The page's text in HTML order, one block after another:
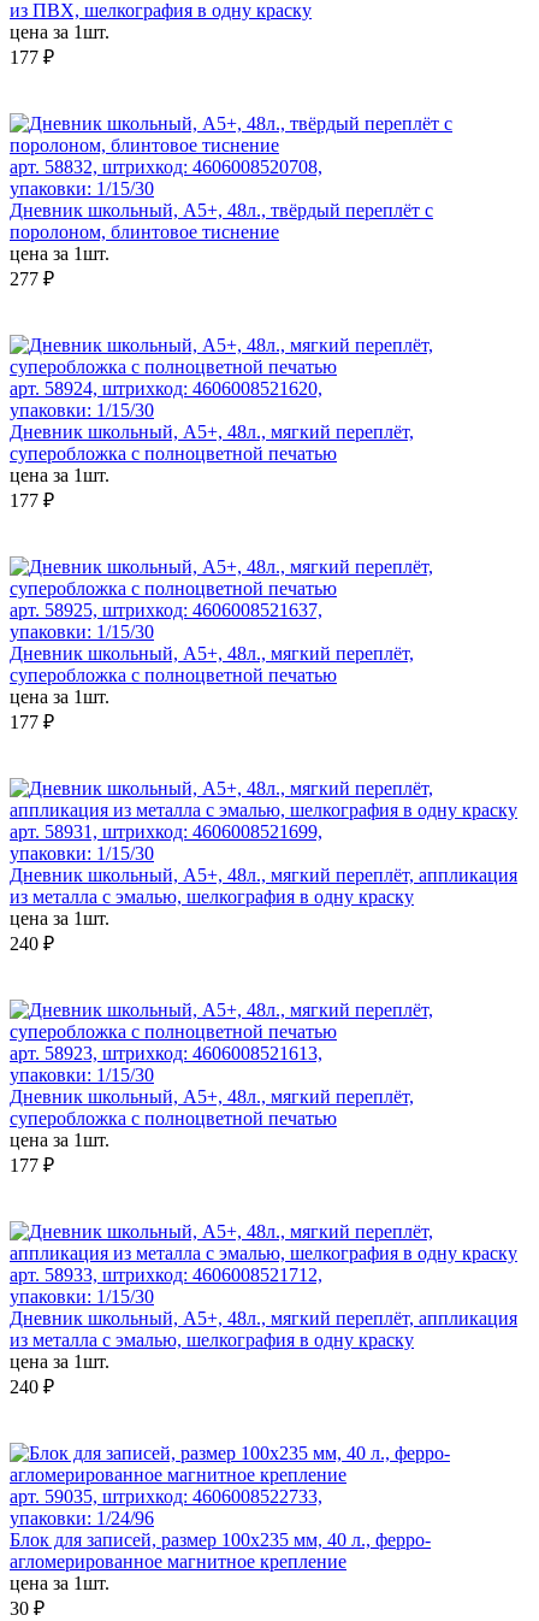
из ПВХ, шелкография в одну краску
цена за 1шт.
177 ₽
арт. 58832, штрихкод: 4606008520708,
упаковки: 1/15/30
Дневник школьный, А5+, 48л., твёрдый переплёт с
поролоном, блинтовое тиснение
цена за 1шт.
277 ₽
арт. 58924, штрихкод: 4606008521620,
упаковки: 1/15/30
Дневник школьный, А5+, 48л., мягкий переплёт,
суперобложка с полноцветной печатью
цена за 1шт.
177 ₽
арт. 58925, штрихкод: 4606008521637,
упаковки: 1/15/30
Дневник школьный, А5+, 48л., мягкий переплёт,
суперобложка с полноцветной печатью
цена за 1шт.
177 ₽
арт. 58931, штрихкод: 4606008521699,
упаковки: 1/15/30
Дневник школьный, А5+, 48л., мягкий переплёт, аппликация
из металла с эмалью, шелкография в одну краску
цена за 1шт.
240 ₽
арт. 58923, штрихкод: 4606008521613,
упаковки: 1/15/30
Дневник школьный, А5+, 48л., мягкий переплёт,
суперобложка с полноцветной печатью
цена за 1шт.
177 ₽
арт. 58933, штрихкод: 4606008521712,
упаковки: 1/15/30
Дневник школьный, А5+, 48л., мягкий переплёт, аппликация
из металла с эмалью, шелкография в одну краску
цена за 1шт.
240 ₽
арт. 59035, штрихкод: 4606008522733,
упаковки: 1/24/96
Блок для записей, размер 100x235 мм, 40 л., ферро-
агломерированное магнитное крепление
цена за 1шт.
30 ₽